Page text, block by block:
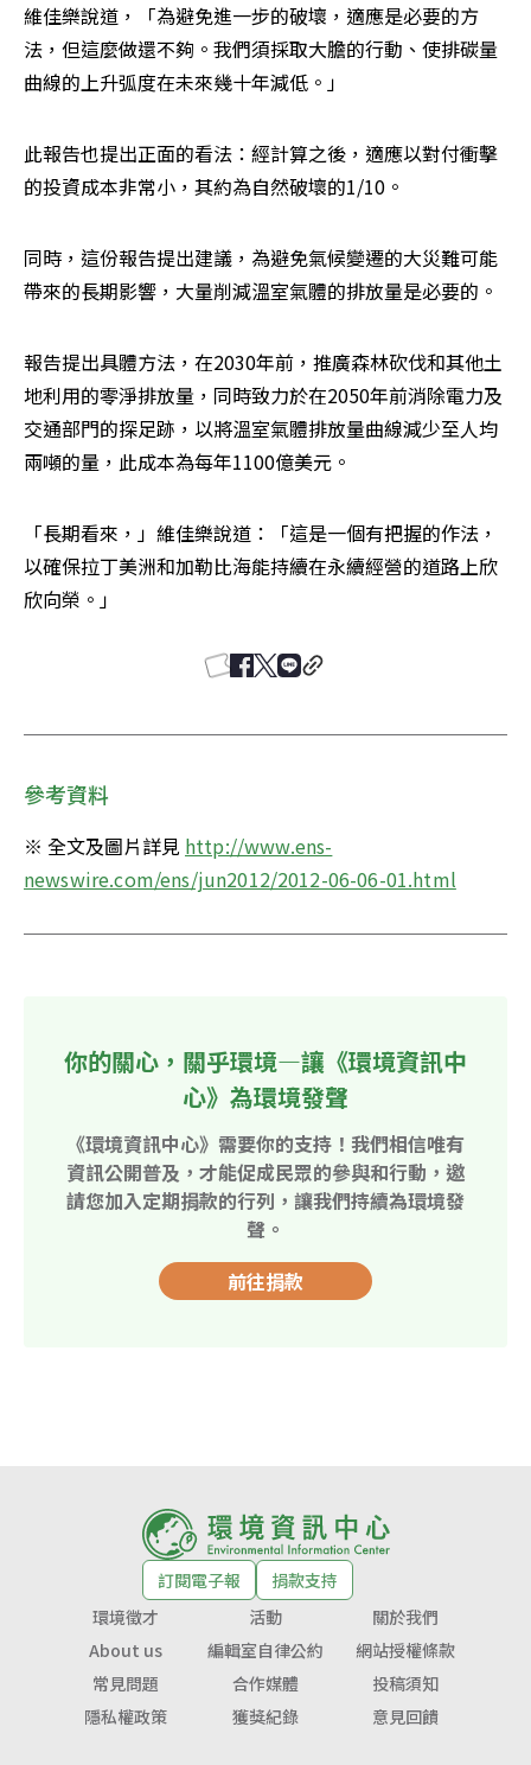
維佳樂說道，「為避免進一步的破壞，適應是必要的方
法，但這麼做還不夠。我們須採取大膽的行動、使排碳量
曲線的上升弧度在未來幾十年減低。」
此報告也提出正面的看法：經計算之後，適應以對付衝擊
的投資成本非常小，其約為自然破壞的1/10。
同時，這份報告提出建議，為避免氣候變遷的大災難可能
帶來的長期影響，大量削減溫室氣體的排放量是必要的。
報告提出具體方法，在2030年前，推廣森林砍伐和其他土
地利用的零淨排放量，同時致力於在2050年前消除電力及
交通部門的探足跡，以將溫室氣體排放量曲線減少至人均
兩噸的量，此成本為每年1100億美元。
「長期看來，」維佳樂說道：「這是一個有把握的作法，
以確保拉丁美洲和加勒比海能持續在永續經營的道路上欣
欣向榮。」
參考資料
※ 全文及圖片詳見 http://www.ens-
newswire.com/ens/jun2012/2012-06-06-01.html
你的關心，關乎環境—讓《環境資訊中
心》為環境發聲
《環境資訊中心》需要你的支持！我們相信唯有
資訊公開普及，才能促成民眾的參與和行動，邀
請您加入定期捐款的行列，讓我們持續為環境發
聲。
前往捐款
訂閱電子報
捐款支持
環境徵才
活動
關於我們
About us
編輯室自律公約
網站授權條款
常見問題
合作媒體
投稿須知
隱私權政策
獲獎紀錄 意見回饋